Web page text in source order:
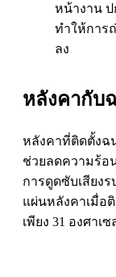
หน้างาน
ทำให้การ
ลง
หลังคากับ
หลังคาที่ติดตั้งฉ
ช่วยลดความร้อ
การดูดซับเสียง
แผ่นหลังคาเมื่อ
เพียง 31 องศาเซ